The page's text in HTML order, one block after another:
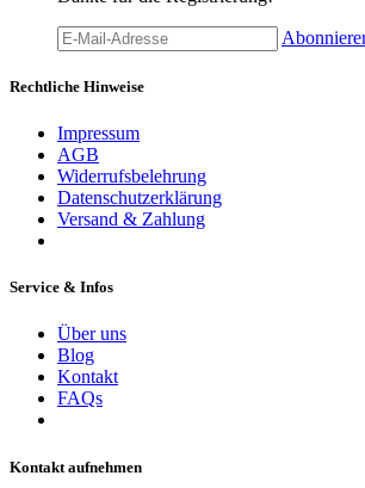
Rechtliche Hinweise
Impressum
AGB
Widerrufsbelehrung
Datenschutzerklärung
Versand & Zahlung
Service & Infos
Über uns
Blog
Kontakt
FAQs
Kontakt aufnehmen